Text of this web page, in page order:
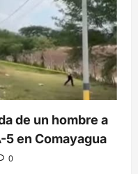
de un hombre a
5 en Comayagua
0